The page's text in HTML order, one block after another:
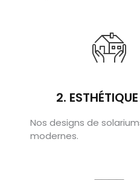
2.
Nos designs de
modernes.